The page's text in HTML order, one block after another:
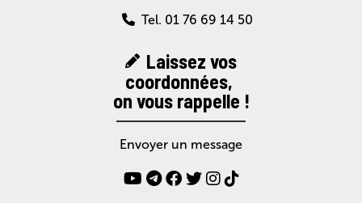
Tel. 01 76 69 14 50
Laissez vos
coordonnées,
on vous rappelle !
Envoyer un message